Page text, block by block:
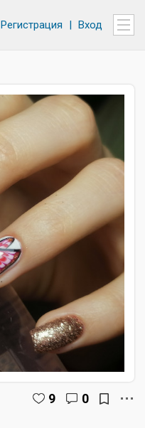
Регистрация | Вход
9 0